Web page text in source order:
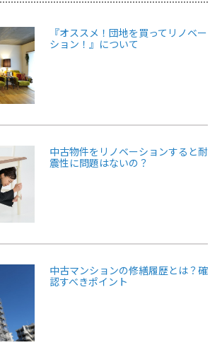
『オススメ！団地を買ってリノベー
ション！』について
中古物件をリノベーションすると耐
震性に問題はないの？
中古マンションの修繕履歴とは？確
認すべきポイント